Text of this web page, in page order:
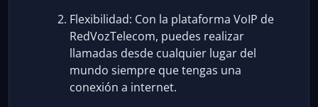
Flexibilidad: Con la plataforma VoIP de
RedVozTelecom, puedes realizar
llamadas desde cualquier lugar del
mundo siempre que tengas una
conexión a internet.